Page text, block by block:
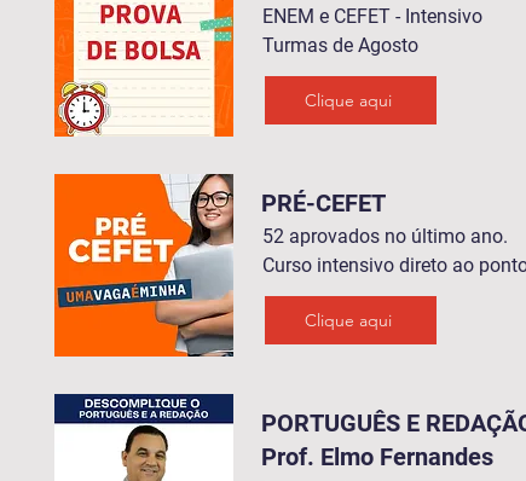
ENEM e CEFET - Intensivo
Turmas de Agosto
Clique aqui
PRÉ-CEFET
52 aprovados no último ano.
Curso intensivo direto ao
Clique aqui
PORTUGUÊS E
Prof. Elmo Fernandes